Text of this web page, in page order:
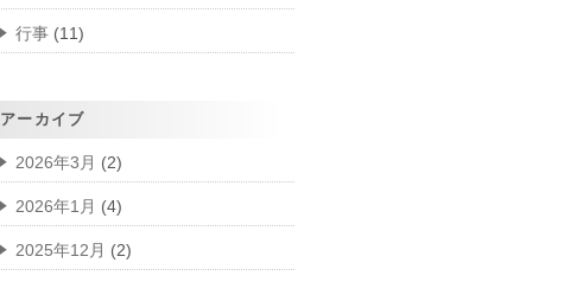
行事 (11)
アーカイブ
2026年3月 (2)
2026年1月 (4)
2025年12月 (2)